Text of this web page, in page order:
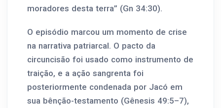
moradores desta terra” (Gn 34:30).
O episódio marcou um momento de crise
na narrativa patriarcal. O pacto da
circuncisão foi usado como instrumento de
traição, e a ação sangrenta foi
posteriormente condenada por Jacó em
sua bênção-testamento (Gênesis 49:5–7),